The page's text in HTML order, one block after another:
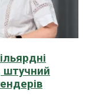
штучний